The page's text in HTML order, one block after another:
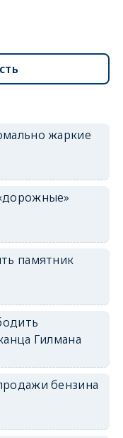
жаркие
памятник
Гилмана
бензина